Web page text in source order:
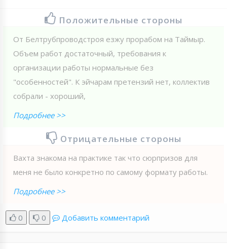
Положительные стороны
От Белтрубпроводстроя езжу прорабом на Таймыр.
Объем работ достаточный, требования к
организации работы нормальные без
"особенностей". К эйчарам претензий нет, коллектив
собрали - хороший,
Подробнее >>
Отрицательные стороны
Вахта знакома на практике так что сюрпризов для
меня не было конкретно по самому формату работы.
Подробнее >>
0 0 Добавить комментарий